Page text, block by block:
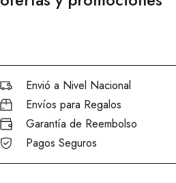
Envió a Nivel Nacional
Envíos para Regalos
Garantía de Reembolso
Pagos Seguros